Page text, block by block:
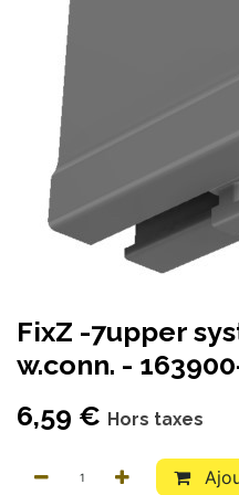
FixZ -7upper
w.conn. -
6,59 € Hors taxes